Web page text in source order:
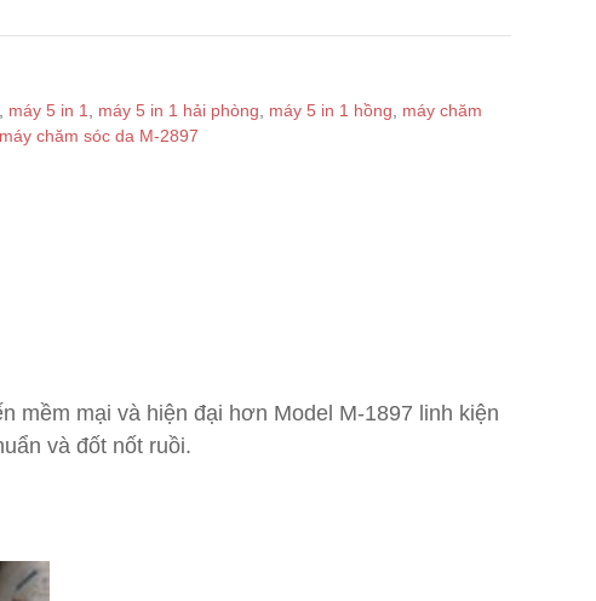
máy 5 in 1 máy 5 in 1 hải phòng máy 5 in 1 hồng
máy chăm
máy chăm sóc da M-2897
mềm mại và hiện đại hơn Model M-1897 linh kiện
và đốt nốt ruồi.